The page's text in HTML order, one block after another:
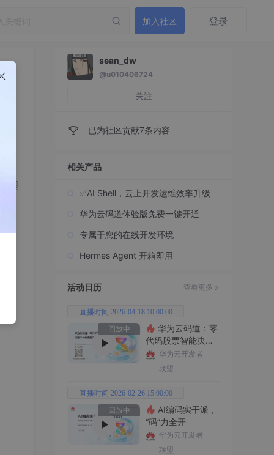
加入社区 登录
理
sean_dw
@u010406724
关注
已为社区贡献7条内容
相关产品
✅AI Shell，云上开发运维效率升级
华为云码道体验版免费一键开通
专属于您的在线开发环境
Hermes Agent 开箱即用
活动日历 查看更多
直播时间 2026-04-18 10:00:00
回放中
代码股票智能决策
平台全功能实战
华为云开发者
联盟
直播时间 2026-02-26 15:00:00
回放中
“码”力全开
华为云开发者
联盟